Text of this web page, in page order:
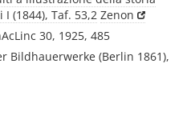
(1844), Taf. 53,2 Zenon
30, 1925, 485
Bildhauerwerke (Berlin 1861),